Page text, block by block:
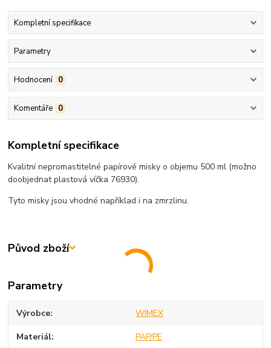
Kompletní specifikace
Parametry
Hodnocení 0
Komentáře 0
Kompletní specifikace
Kvalitní nepromastitelné papírové misky o objemu 500 ml (možno
doobjednat plastová víčka 76930).
Tyto misky jsou vhodné například i na zmrzlinu.
Původ zboží
Parametry
Výrobce WIMEX
Materiál PAP/PE